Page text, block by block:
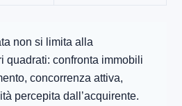
non si limita alla
quadrati: confronta immobili
concorrenza attiva,
percepita dall’acquirente.